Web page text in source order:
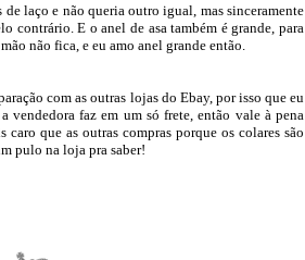
laço e não queria outro igual, mas sinceramente
contrário. E o anel de asa também é grande, para
não fica, e eu amo anel grande então.
com as outras lojas do Ebay, por isso que eu
vendedora faz em um só frete, então vale à pena
que as outras compras porque os colares são
pulo na loja pra saber!